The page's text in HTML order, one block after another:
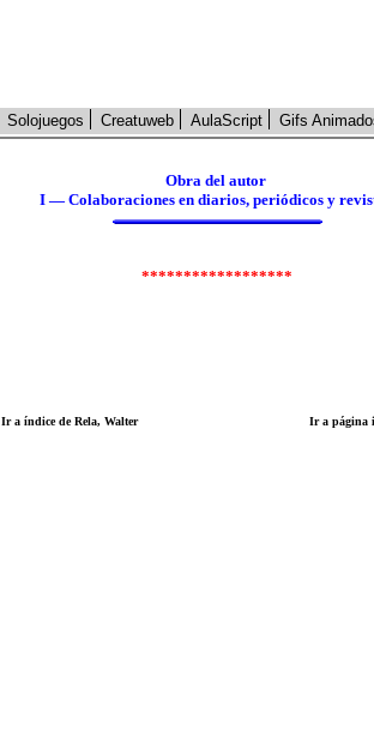
Solojuegos Creatuweb AulaScript Gifs
Obra del autor
I — Colaboraciones en diarios, periódicos y
******************
Ir a índice de Rela, Walter Ir a página